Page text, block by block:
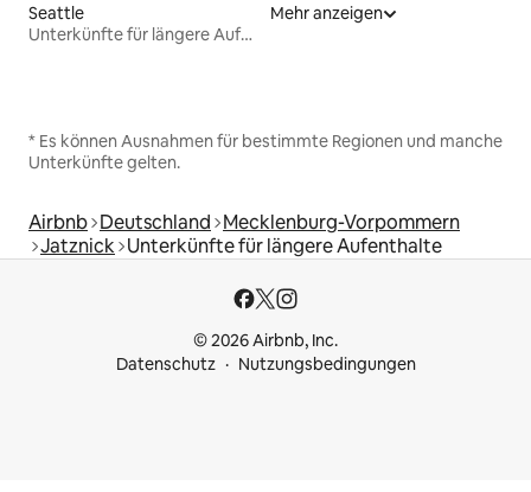
Seattle
Unterkünfte für längere Aufenthalte
Mehr anzeigen
* Es können Ausnahmen für bestimmte Regionen und manche
Unterkünfte gelten.
Airbnb Deutschland Mecklenburg-Vorpommern
Jatznick Unterkünfte für längere Aufenthalte
© 2026 Airbnb, Inc.
Datenschutz
Nutzungsbedingungen